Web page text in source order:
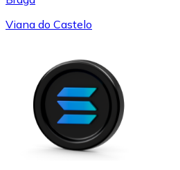
Viana do Castelo